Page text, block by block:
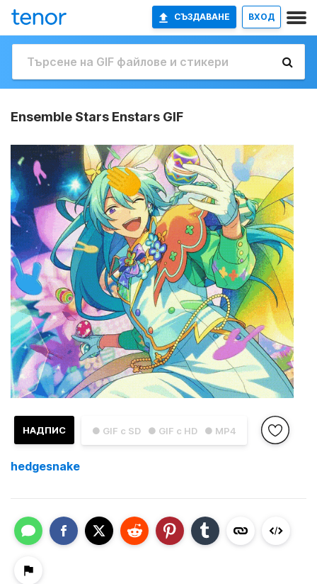
СЪЗДАВАНЕ ВХОД
Ensemble Stars Enstars GIF
● GIF с SD ● GIF с HD ● MP4
НАДПИС
hedgesnake